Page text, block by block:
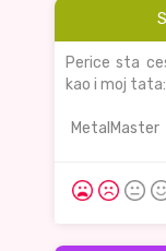
Perice sta
kao i moj
MetalMaster